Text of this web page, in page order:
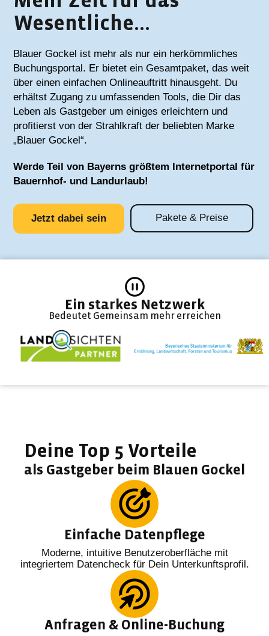
Wesentliche...
Blauer Gockel ist mehr als nur ein herkömmliches
Buchungsportal. Er bietet ein Gesamtpaket, das weit
über einen einfachen Onlineauftritt hinausgeht. Du
erhältst Zugang zu umfassenden Tools, die Dir das
Leben als Gastgeber um einiges erleichtern und
profitierst von der Strahlkraft der beliebten Marke
„Blauer Gockel“.
Werde Teil von Bayerns größtem Internetportal für
Bauernhof- und Landurlaub!
Jetzt dabei sein Pakete & Preise
Ein starkes Netzwerk
Bedeutet Gemeinsam mehr erreichen
Deine Top 5 Vorteile
als Gastgeber beim Blauen Gockel
Einfache Datenpflege
Moderne, intuitive Benutzeroberfläche mit
integriertem Datencheck für Dein Unterkunftsprofil.
Anfragen & Online-Buchung